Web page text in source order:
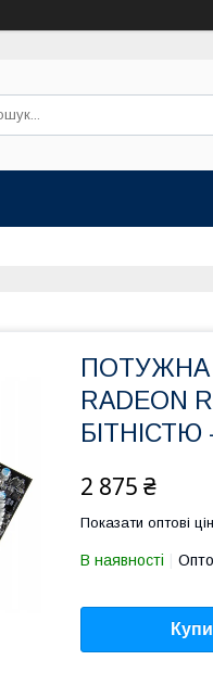
ПОТУЖНА
RADEON
БІТНІСТЮ
2 875 ₴
Показати оптові
В наявності